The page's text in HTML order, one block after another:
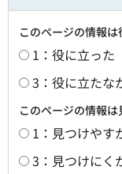
このページの情報
1：役に立った
3：役に立たな
このページの情報
1：見つけやす
3：見つけにく